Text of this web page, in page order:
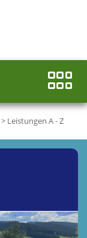
> Leistungen A - Z